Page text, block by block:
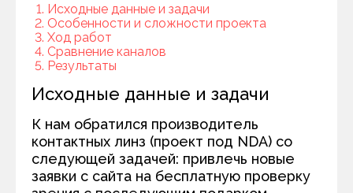
Исходные данные и задачи
Особенности и сложности проекта
Ход работ
Сравнение каналов
Результаты
Исходные данные и задачи
К нам обратился производитель
контактных линз (проект под NDA) со
следующей задачей: привлечь новые
заявки с сайта на бесплатную проверку